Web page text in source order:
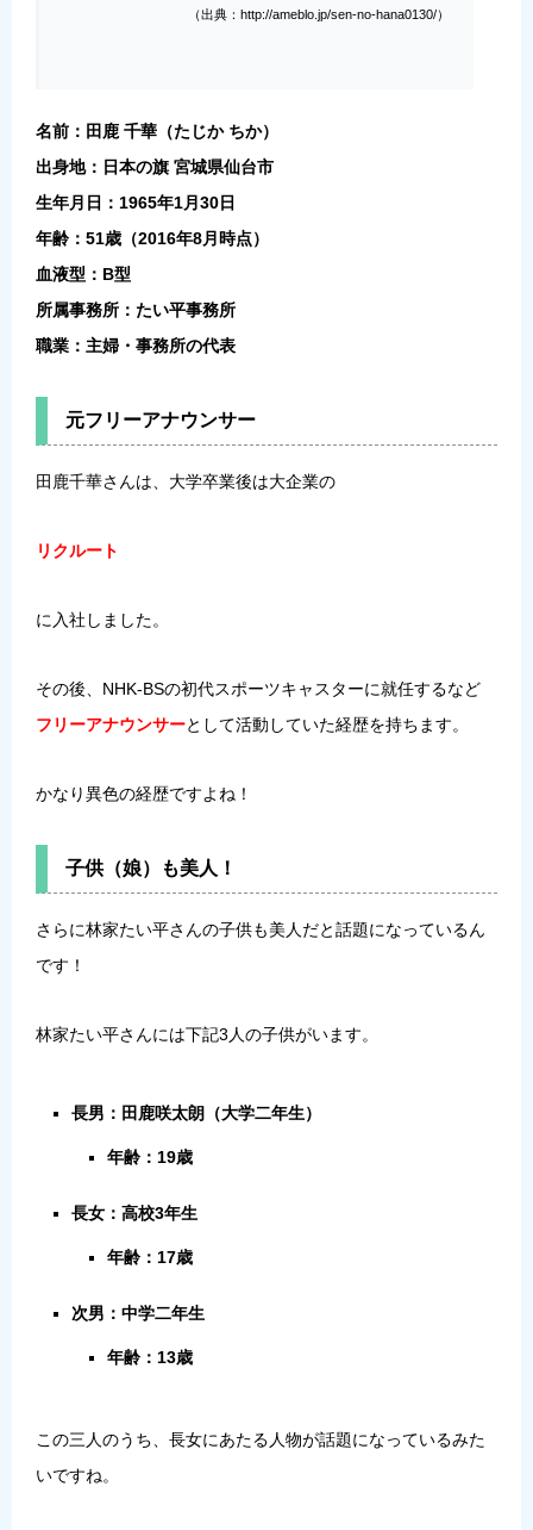
（出典：http://ameblo.jp/sen-no-hana0130/）
名前：田鹿 千華（たじか ちか）
出身地：日本の旗 宮城県仙台市
生年月日：1965年1月30日
年齢：51歳（2016年8月時点）
血液型：B型
所属事務所：たい平事務所
職業：主婦・事務所の代表
元フリーアナウンサー
田鹿千華さんは、大学卒業後は大企業の
リクルート
に入社しました。
その後、NHK-BSの初代スポーツキャスターに就任するなど
フリーアナウンサーとして活動していた経歴を持ちます。
かなり異色の経歴ですよね！
子供（娘）も美人！
さらに林家たい平さんの子供も美人だと話題になっているん
です！
林家たい平さんには下記3人の子供がいます。
長男：田鹿咲太朗（大学二年生）
年齢：19歳
長女：高校3年生
年齢：17歳
次男：中学二年生
年齢：13歳
この三人のうち、長女にあたる人物が話題になっているみた
いですね。